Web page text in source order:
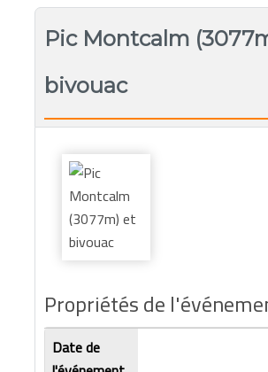
Pic Montcalm
bivouac
Propriétés de
Date de